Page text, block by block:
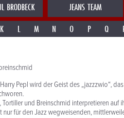
BRODBECK JEANS TEAM
K L M N O P Q
Pepl wird der Geist des „jazzzwio“,
und Breinschmid interpretieren auf
für den Jazz wegweisenden,